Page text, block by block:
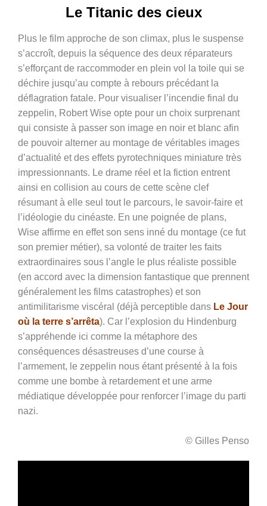
Le Titanic des cieux
Plus le film approche de son climax, plus le suspense
s’accroît, depuis la séquence des deux réparateurs
s’efforçant de raccommoder en plein vol la toile qui se
déchire jusqu’au compte à rebours précédant la
déflagration fatale. Pour visualiser l’incendie final du
zeppelin, Robert Wise opte pour un choix surprenant
qui consiste à passer son image en noir et blanc afin
de pouvoir alterner au montage de véritables images
d’actualité et des effets pyrotechniques miniature très
impressionnants. Le drame réel et la fiction entrent
ainsi en collision au cours de cette scène clef
résumant à elle seul tout le parcours, le savoir-faire et
l’idéologie du cinéaste. En une poignée de plans,
Wise affirme en effet son sens inné du montage (ce fut
son premier métier), sa volonté de traiter les faits
extraordinaires sous l’angle le plus réaliste possible
(en accord avec la dimension fantastique que prennent
généralement les films catastrophes) et son
antimilitarisme viscéral (déjà perceptible dans Le Jour
où la terre s’arrêta). Car l’explosion du Hindenburg
s’appréhende ici comme la métaphore des
conséquences désastreuses d’une course à
l’armement, le zeppelin nous étant présenté à la fois
comme une bombe à retardement et une arme
médiatique développée pour renforcer l’image du parti
nazi.
© Gilles Penso